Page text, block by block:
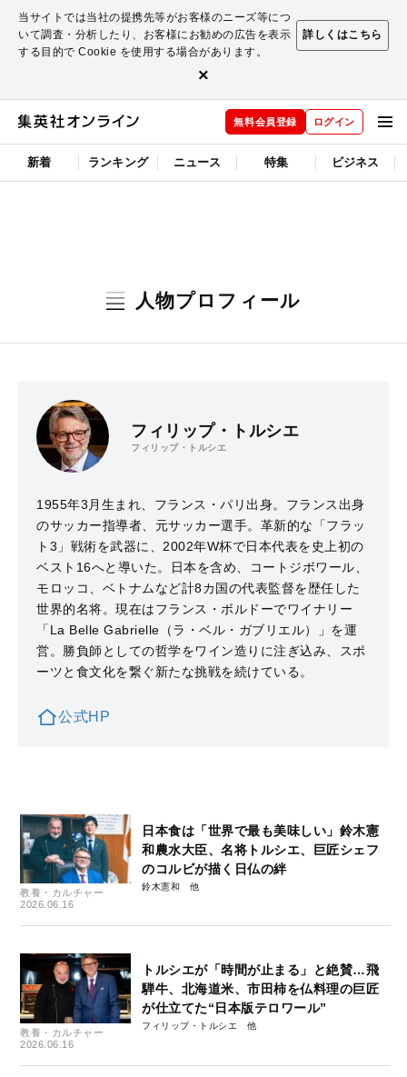
当サイトでは当社の提携先等がお客様のニーズ等につ
いて調査・分析したり、お客様にお勧めの広告を表示
する目的で Cookie を使用する場合があります。
詳しくはこちら
×
無料会員登録 ログイン
新着 ランキング ニュース 特集 ビジネス
人物プロフィール
フィリップ・トルシエ
フィリップ・トルシエ
1955年3月生まれ、フランス・パリ出身。フランス出身
のサッカー指導者、元サッカー選手。革新的な「フラッ
ト3」戦術を武器に、2002年W杯で日本代表を史上初の
ベスト16へと導いた。日本を含め、コートジボワール、
モロッコ、ベトナムなど計8カ国の代表監督を歴任した
世界的名将。現在はフランス・ボルドーでワイナリー
「La Belle Gabrielle（ラ・ベル・ガブリエル）」を運
営。勝負師としての哲学をワイン造りに注ぎ込み、スポ
ーツと食文化を繋ぐ新たな挑戦を続けている。
公式HP
教養・カルチャー
2026.06.16
日本食は「世界で最も美味しい」鈴木憲
和農水大臣、名将トルシエ、巨匠シェフ
のコルビが描く日仏の絆
鈴木憲和
教養・カルチャー
2026.06.16
トルシエが「時間が止まる」と絶賛…飛
騨牛、北海道米、市田柿を仏料理の巨匠
が仕立てた“日本版テロワール”
フィリップ・トルシエ